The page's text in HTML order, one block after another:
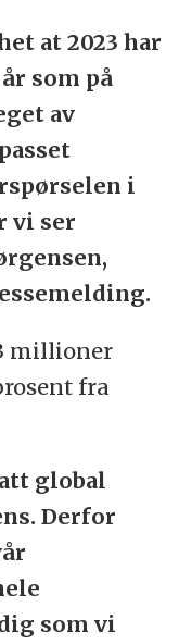
at 2023 har
som på
av
i
vi ser
millioner
fra
global
Derfor
som vi